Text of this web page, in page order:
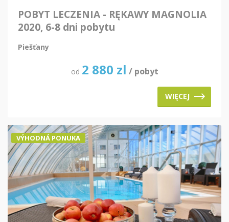
POBYT LECZENIA - RĘKAWY MAGNOLIA
2020, 6-8 dni pobytu
Piešťany
od 2 880 zl / pobyt
WIĘCEJ
VÝHODNÁ PONUKA